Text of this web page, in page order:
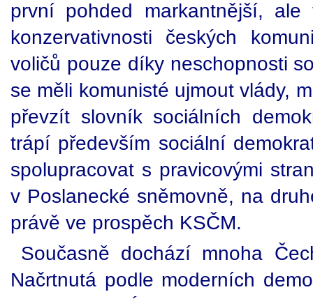
první pohded markantnější,
konzervativnosti českých
voličů pouze díky neschopnosti
se měli komunisté ujmout vlády,
převzít slovník sociálních
trápí především sociální
spolupracovat s pravicovými
v Poslanecké sněmovně, na
právě ve prospěch KSČM.
Současně dochází mnoha
Načrtnutá podle moderních